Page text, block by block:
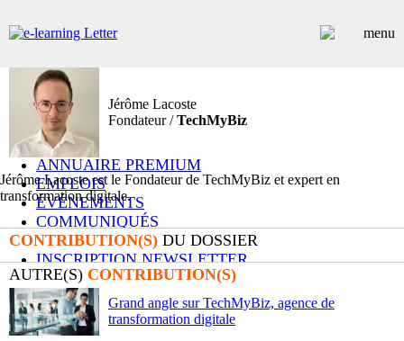
ARTICLES
DOSSIERS
CONTRIBUTEURS
ANNUAIRE PREMIUM
EMPLOIS
ÉVÉNEMENTS
COMMUNIQUÉS
LES PLUS LUS
INSCRIPTION NEWSLETTER
Jérôme Lacoste
Fondateur /TechMyBiz
Jérôme Lacoste est le Fondateur de TechMyBiz et expert en
transformation digitale.
CONTRIBUTION(S) DU DOSSIER
AUTRE(S) CONTRIBUTION(S)
Grand angle sur TechMyBiz, agence de
transformation digitale